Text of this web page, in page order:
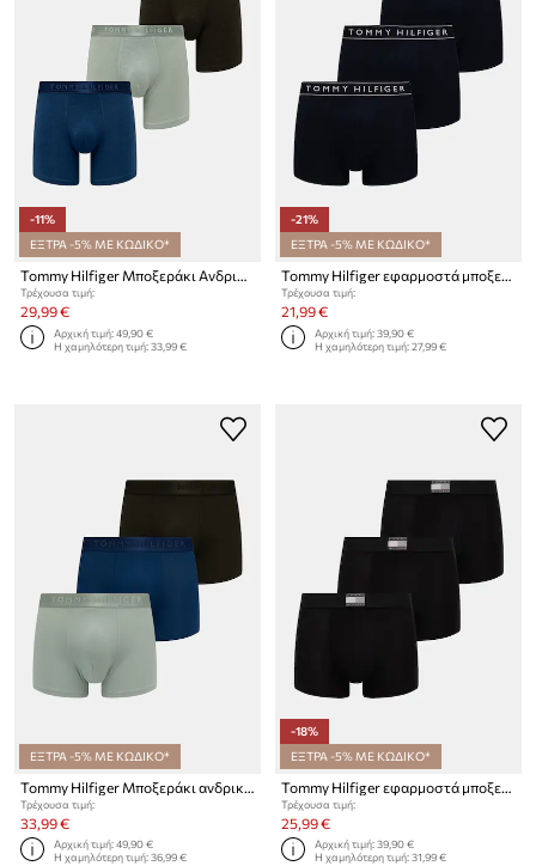
-11%
ΕΞΤΡΑ -5% ΜΕ ΚΩΔΙΚΟ*
Tommy Hilfiger Μποξεράκι Ανδρικά 3-pack
Τρέχουσα τιμή:
29,99 €
Αρχική τιμή:49,90 €
Η χαμηλότερη τιμή:33,99 €
-21%
ΕΞΤΡΑ -5% ΜΕ ΚΩΔΙΚΟ*
Tommy Hilfiger εφαρμοστά μποξεράκια Ανδρικά 3-pack
Τρέχουσα τιμή:
21,99 €
Αρχική τιμή:39,90 €
Η χαμηλότερη τιμή:27,99 €
ΕΞΤΡΑ -5% ΜΕ ΚΩΔΙΚΟ*
Τρέχουσα τιμή:
33,99 €
Αρχική τιμή:49,90 €
Η χαμηλότερη τιμή:36,99 €
-18%
ΕΞΤΡΑ -5% ΜΕ ΚΩΔΙΚΟ*
Τρέχουσα τιμή:
25,99 €
Αρχική τιμή:39,90 €
Η χαμηλότερη τιμή:31,99 €